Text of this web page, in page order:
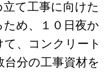
て工事に向けた
め、１０日夜か
て、コンクリート
台分の工事資材を